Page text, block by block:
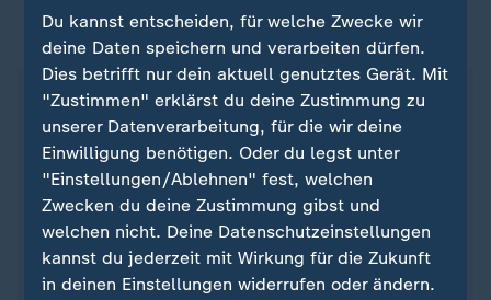
ZDFheute auf WhatsApp
Du kannst entscheiden, für welche Zwecke wir
deine Daten speichern und verarbeiten dürfen.
Dies betrifft nur dein aktuell genutztes Gerät. Mit
"Zustimmen" erklärst du deine Zustimmung zu
unserer Datenverarbeitung, für die wir deine
Einwilligung benötigen. Oder du legst unter
"Einstellungen/Ablehnen" fest, welchen
Zwecken du deine Zustimmung gibst und
welchen nicht. Deine Datenschutzeinstellungen
kannst du jederzeit mit Wirkung für die Zukunft
in deinen Einstellungen widerrufen oder ändern.